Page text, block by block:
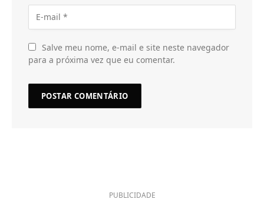
Salve meu nome, e-mail e site neste navegador
para a próxima vez que eu comentar.
PUBLICIDADE